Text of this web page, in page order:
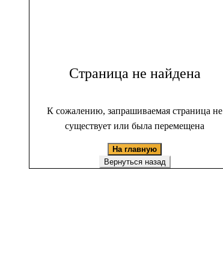
Страница не найдена
К сожалению, запрашиваемая страница не
существует или была перемещена
На главную
Вернуться назад